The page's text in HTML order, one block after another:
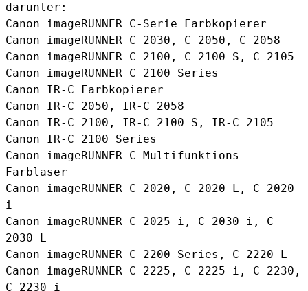
darunter:
Canon imageRUNNER C-Serie Farbkopierer
Canon imageRUNNER C 2030, C 2050, C 2058
Canon imageRUNNER C 2100, C 2100 S, C 2105
Canon imageRUNNER C 2100 Series
Canon IR-C Farbkopierer
Canon IR-C 2050, IR-C 2058
Canon IR-C 2100, IR-C 2100 S, IR-C 2105
Canon IR-C 2100 Series
Canon imageRUNNER C Multifunktions-
Farblaser
Canon imageRUNNER C 2020, C 2020 L, C 2020
i
Canon imageRUNNER C 2025 i, C 2030 i, C
2030 L
Canon imageRUNNER C 2200 Series, C 2220 L
Canon imageRUNNER C 2225, C 2225 i, C 2230,
C 2230 i